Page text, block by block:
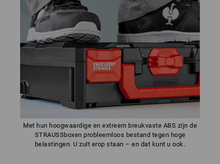
Met hun hoogwaardige en extreem breukvaste ABS zijn de
STRAUSSboxen probleemloos bestand tegen hoge
belastingen. U zult erop staan – en dat kunt u ook.